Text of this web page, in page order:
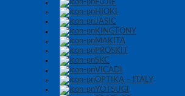
FUJIE
HIOKI
JASIC
KINGTONY
MAKITA
PROSKIT
SKC
VICADI
OPTIKA – ITALY
YOTSUGI